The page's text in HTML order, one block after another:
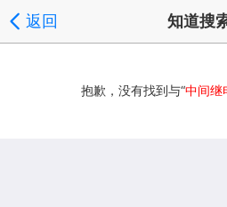
返回 知道搜
抱歉，没有找到与“中间继